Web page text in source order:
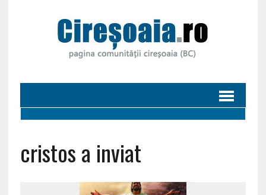
cristos a inviat